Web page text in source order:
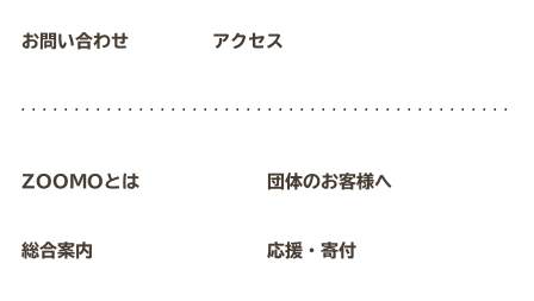
お問い合わせ アクセス
ZOOMOとは
総合案内
団体のお客様へ
応援・寄付